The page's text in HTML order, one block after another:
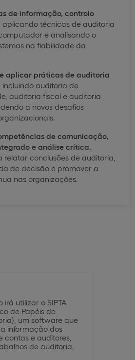
de informação, controlo
, aplicando técnicas de auditoria
e analisando o
na fiabilidade da
aplicar práticas de auditoria
, incluindo auditoria de
auditoria fiscal e auditoria
a novos desafios
de comunicação,
e análise crítica
relatar conclusões de auditoria,
de decisão e promover a
nas organizações.
irá utilizar o SIPTA
de Papéis de
um software que
informação dos
contas e auditores,
de auditoria.